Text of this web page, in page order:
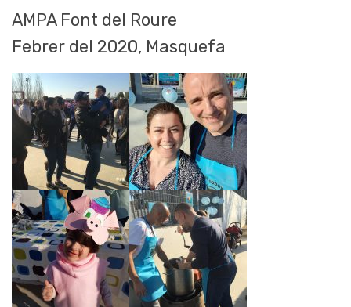
AMPA Font del Roure
Febrer del 2020, Masquefa